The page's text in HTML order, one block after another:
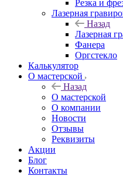
Резка и
Лазерная
Назад
Лазерная
Фанера
Орг­стек­ло
Калькулятор
О мастерской
Назад
О мастерской
О компании
Новости
Отзывы
Реквизиты
Акции
Блог
Контакты